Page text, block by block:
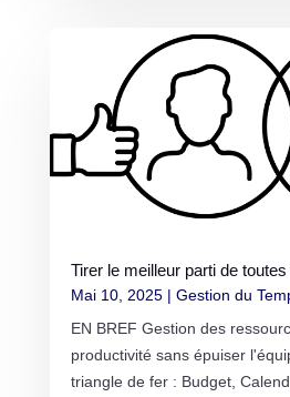
Tirer le meilleur parti de
Mai 10, 2025| Gestion du
EN BREF Gestion des
productivité sans épuiser
triangle de fer : Budget,